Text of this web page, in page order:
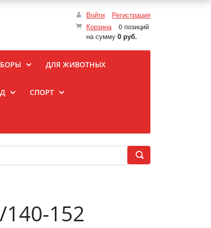
Войти
Регистрация
Корзина
0 позиций
на сумму 0 руб.
ДЛЯ ЖИВОТНЫХ
СПОРТ
152